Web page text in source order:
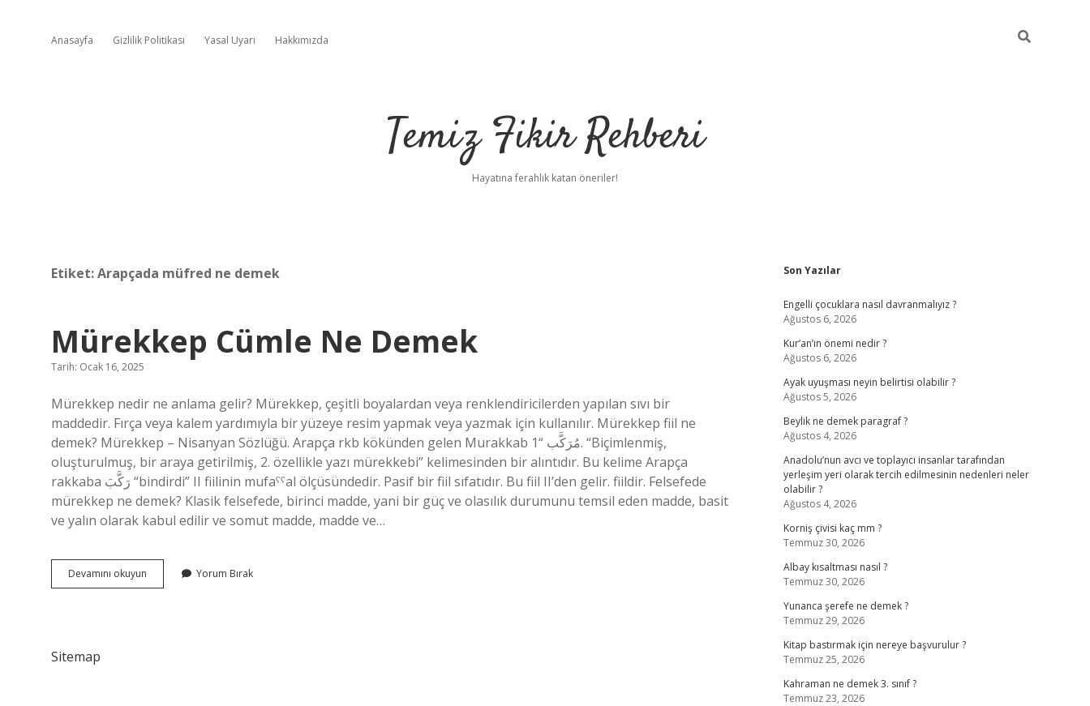
Anasayfa Gizlilik Politikası Yasal Uyarı Hakkımızda
Temiz Fikir Rehberi
Hayatına ferahlık katan öneriler!
Etiket:Arapçada müfred ne demek
Mürekkep Cümle Ne Demek
Tarih: Ocak 16, 2025
Mürekkep nedir ne anlama gelir? Mürekkep, çeşitli boyalardan veya renklendiricilerden yapılan sıvı bir
maddedir. Fırça veya kalem yardımıyla bir yüzeye resim yapmak veya yazmak için kullanılır. Mürekkep fiil ne
demek? Mürekkep – Nisanyan Sözlüğü. Arapça rkb kökünden gelen Murakkab مُرَكَّب “1. “Biçimlenmiş,
oluşturulmuş, bir araya getirilmiş, 2. özellikle yazı mürekkebi” kelimesinden bir alıntıdır. Bu kelime Arapça
rakkaba رَكَّبَ “bindirdi” II fiilinin mufaˁˁal ölçüsündedir. Pasif bir fiil sıfatıdır. Bu fiil II’den gelir. fiildir. Felsefede
mürekkep ne demek? Klasik felsefede, birinci madde, yani bir güç ve olasılık durumunu temsil eden madde, basit
ve yalın olarak kabul edilir ve somut madde, madde ve…
Devamını okuyun Mürekkep
Cümle
Yorum Bırak
Sitemap
Sidebar
Son Yazılar
Engelli çocuklara nasıl davranmalıyız ?
Ağustos 6, 2026
Kur’an’ın önemi nedir ?
Ağustos 6, 2026
Ayak uyuşması neyin belirtisi olabilir ?
Ağustos 5, 2026
Beylik ne demek paragraf ?
Ağustos 4, 2026
Anadolu’nun avcı ve toplayıcı insanlar tarafından
yerleşim yeri olarak tercih edilmesinin nedenleri neler
olabilir ?
Ağustos 4, 2026
Korniş çivisi kaç mm ?
Temmuz 30, 2026
Albay kısaltması nasıl ?
Temmuz 30, 2026
Yunanca şerefe ne demek ?
Temmuz 29, 2026
Kitap bastırmak için nereye başvurulur ?
Temmuz 25, 2026
Kahraman ne demek 3. sınıf ?
Temmuz 23, 2026